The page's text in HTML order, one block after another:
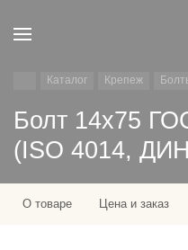
Каталог Крепеж
Болт 14х75
(ISO 4014,
О товаре Цена и заказ